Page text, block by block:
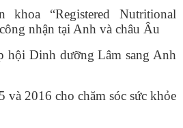
“Registered Nutritional
nhận tại Anh và châu Âu
hội Dinh dưỡng Lâm sang Anh
và 2016 cho chăm sóc sức khỏe